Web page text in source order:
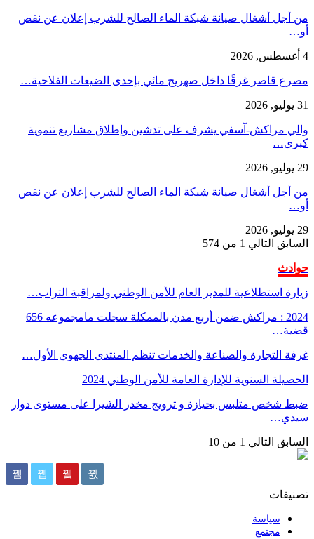
من أجل أشغال صيانة شبكة الماء الصالح للشرب إعلان عن نقص
أو…
4 أغسطس, 2026
مصرع قاصر غرقًا داخل صهريج مائي بإحدى الضيعات الفلاحية…
31 يوليو, 2026
والي مراكش-آسفي يشرف على تدشين وإطلاق مشاريع تنموية
كبرى…
29 يوليو, 2026
من أجل أشغال صيانة شبكة الماء الصالح للشرب إعلان عن نقص
أو…
29 يوليو, 2026
السابق التالي 1 من 574
حوادث
زيارة استطلاعية للمدير العام للأمن الوطني ولمراقبة التراب…
2024 : مراكش ضمن أربع مدن بالممكلة سجلت مامجموعه 656
قضية…
غرفة التجارة والصناعة والخدمات تنظم المنتدى الجهوي الأول…
الحصيلة السنوية للإدارة العامة للأمن الوطني 2024
ضبط شخص متلبس بحيازة و ترويج مخدر الشيرا على مستوى دوار
سيدي…
السابق التالي 1 من 10
تصنيفات
سياسة
مجتمع